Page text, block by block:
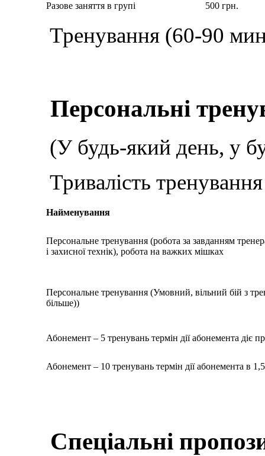
Разове заняття в групі
500 грн.
Тренування (60-90
Персональні
(У будь-який день, у
Тривалість
Найменування
Персональне тренування (робота за завданням
і захисної технік), робота на важких мішках
Персональне тренування (Умовний, вільний бій з
більше))
Абонемент – 5 тренувань термін дії абонемента діє
Абонемент – 10 тренувань термін дії абонемента в 1,5
Спеціальні